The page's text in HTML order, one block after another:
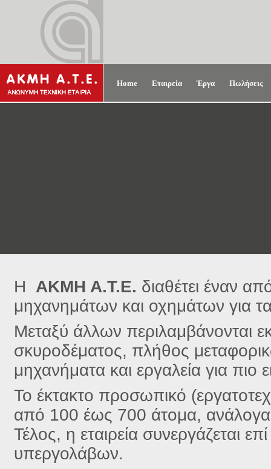
Home Εταιρεία Έργα Πωλήσεις
Η ΑΚΜΗ Α.Τ.Ε. διαθέτει έναν
μηχανημάτων και οχημάτων για
Μεταξύ άλλων περιλαμβάνονται
σκυροδέματος, πλήθος
μηχανήματα και εργαλεία για πιο
Το έκτακτο προσωπικό
από 100 έως 700 άτομα, ανάλογα
Τέλος, η εταιρεία συνεργάζεται
υπεργολάβων.